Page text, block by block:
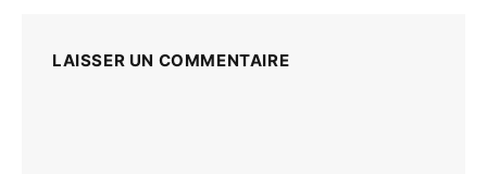
LAISSER UN COMMENTAIRE